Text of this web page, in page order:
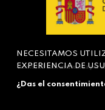
Actividad subvencionada por
NECESITAMOS
EXPERIENCIA DE
¿Das el